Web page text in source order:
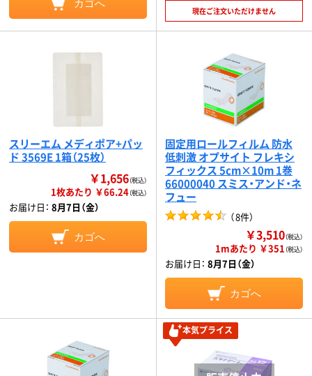
カゴへ
現在ご注文いただけません
スリーエム メディポア+パッ
ド 3569E 1箱（25枚）
￥1,656（税込）
1枚あたり ￥66.24（税込）
お届け日： 8月7日（金）
カゴへ
固定用ロールフィルム 防水
低刺激 オプサイト フレキシ
フィックス 5cm×10m 1巻
66000040 スミス・アンド・ネ
フュー
（8件）
￥3,510（税込）
1mあたり ￥351（税込）
お届け日： 8月7日（金）
カゴへ
本気プライス